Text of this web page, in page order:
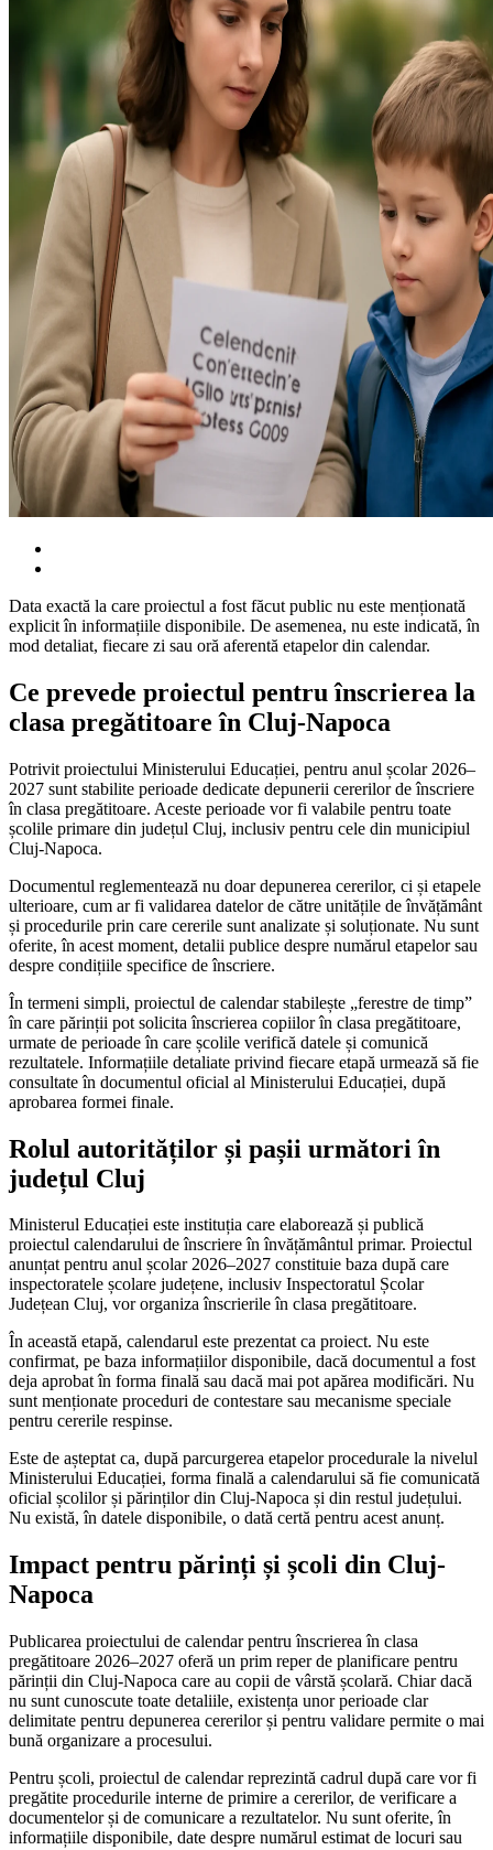
Data exactă la care proiectul a fost făcut public nu este menționată
explicit în informațiile disponibile. De asemenea, nu este indicată, în
mod detaliat, fiecare zi sau oră aferentă etapelor din calendar.
Ce prevede proiectul pentru înscrierea la
clasa pregătitoare în Cluj-Napoca
Potrivit proiectului Ministerului Educației, pentru anul școlar 2026–
2027 sunt stabilite perioade dedicate depunerii cererilor de înscriere
în clasa pregătitoare. Aceste perioade vor fi valabile pentru toate
școlile primare din județul Cluj, inclusiv pentru cele din municipiul
Cluj-Napoca.
Documentul reglementează nu doar depunerea cererilor, ci și etapele
ulterioare, cum ar fi validarea datelor de către unitățile de învățământ
și procedurile prin care cererile sunt analizate și soluționate. Nu sunt
oferite, în acest moment, detalii publice despre numărul etapelor sau
despre condițiile specifice de înscriere.
În termeni simpli, proiectul de calendar stabilește „ferestre de timp”
în care părinții pot solicita înscrierea copiilor în clasa pregătitoare,
urmate de perioade în care școlile verifică datele și comunică
rezultatele. Informațiile detaliate privind fiecare etapă urmează să fie
consultate în documentul oficial al Ministerului Educației, după
aprobarea formei finale.
Rolul autorităților și pașii următori în
județul Cluj
Ministerul Educației este instituția care elaborează și publică
proiectul calendarului de înscriere în învățământul primar. Proiectul
anunțat pentru anul școlar 2026–2027 constituie baza după care
inspectoratele școlare județene, inclusiv Inspectoratul Școlar
Județean Cluj, vor organiza înscrierile în clasa pregătitoare.
În această etapă, calendarul este prezentat ca proiect. Nu este
confirmat, pe baza informațiilor disponibile, dacă documentul a fost
deja aprobat în forma finală sau dacă mai pot apărea modificări. Nu
sunt menționate proceduri de contestare sau mecanisme speciale
pentru cererile respinse.
Este de așteptat ca, după parcurgerea etapelor procedurale la nivelul
Ministerului Educației, forma finală a calendarului să fie comunicată
oficial școlilor și părinților din Cluj-Napoca și din restul județului.
Nu există, în datele disponibile, o dată certă pentru acest anunț.
Impact pentru părinți și școli din Cluj-
Napoca
Publicarea proiectului de calendar pentru înscrierea în clasa
pregătitoare 2026–2027 oferă un prim reper de planificare pentru
părinții din Cluj-Napoca care au copii de vârstă școlară. Chiar dacă
nu sunt cunoscute toate detaliile, existența unor perioade clar
delimitate pentru depunerea cererilor și pentru validare permite o mai
bună organizare a procesului.
Pentru școli, proiectul de calendar reprezintă cadrul după care vor fi
pregătite procedurile interne de primire a cererilor, de verificare a
documentelor și de comunicare a rezultatelor. Nu sunt oferite, în
informațiile disponibile, date despre numărul estimat de locuri sau